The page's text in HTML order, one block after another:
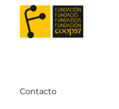
Contacto